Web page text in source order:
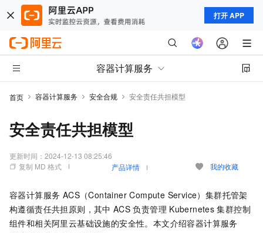
打开 APP
容器计算服务
首页 容器计算服务 安全合规 安全责任共担模型
安全责任共担模型
更新时间： 2024-12-13 08:25:46
复制 MD 格式
产品详情 我的收藏
容器计算服务 ACS（Container Compute Service） 集群托管架
构遵循责任共担原则，其中 ACS 负责管理 Kubernetes 集群控制
组件和相关阿里云基础设施的安全性。本文介绍容器计算服务